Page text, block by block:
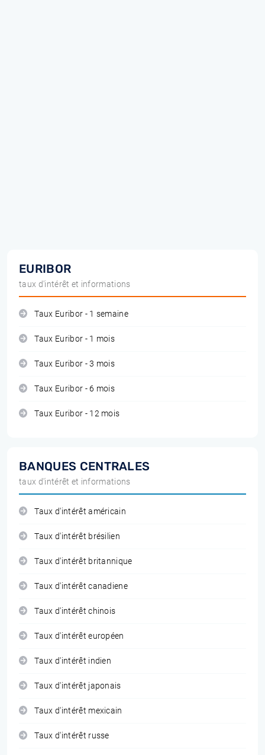
EURIBOR
taux d'intérêt et informations
Taux Euribor - 1 semaine
Taux Euribor - 1 mois
Taux Euribor - 3 mois
Taux Euribor - 6 mois
Taux Euribor - 12 mois
BANQUES CENTRALES
taux d'intérêt et informations
Taux d'intérêt américain
Taux d'intérêt brésilien
Taux d'intérêt britannique
Taux d'intérêt canadiene
Taux d'intérêt chinois
Taux d'intérêt européen
Taux d'intérêt indien
Taux d'intérêt japonais
Taux d'intérêt mexicain
Taux d'intérêt russe